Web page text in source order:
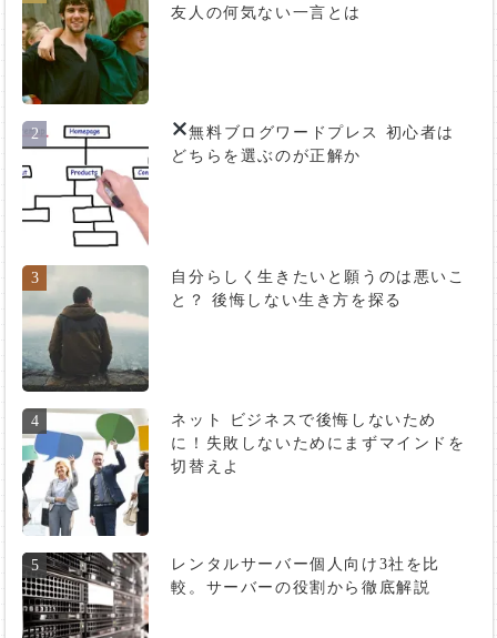
友人の何気ない一言とは
2 無料ブログ ワードプレス 初心者は
どちらを選ぶのが正解か
3
自分らしく生きたいと願うのは悪いこ
と？ 後悔しない生き方を探る
4
ネット ビジネスで後悔しないため
に！失敗しないためにまずマインドを
切替えよ
5
レンタルサーバー個人向け3社を比
較。サーバーの役割から徹底解説